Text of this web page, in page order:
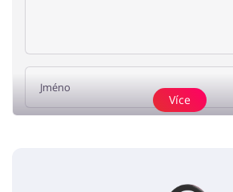
Žádné elementy
Více